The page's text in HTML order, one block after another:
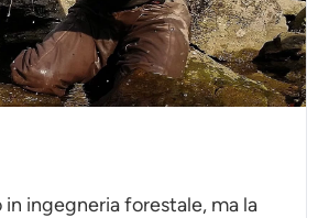
in ingegneria forestale, ma la